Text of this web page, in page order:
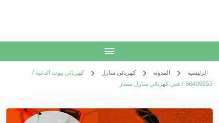
الرئيسية المدونة كهربائي منازل
كهربائي بيوت الدعية /
66409555 / فني كهربائي منازل ممتاز